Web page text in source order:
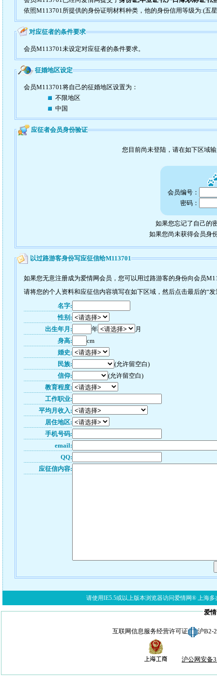
依照M113701所提供的身份证明材料种类，他的身份信用等级为:(五
对应征者的条件要求
会员M113701未设定对应征者的条件要求。
征婚地区设定
会员M113701将自己的征婚地区设置为：
不限地区
中国
应征者会员身份验证
您目前尚未登陆，请在如下区域
会员编号：
密码：
如果您忘记了自己的
如果您尚未获得会员身
以过路游客身份写应征信给M113701
如果您无意注册成为爱情网会员，您可以用过路游客的身份向会员
请将您的个人资料和应征信内容填写在如下区域，然后点击最后的“
名字:
性别:
出生年月:
年
月
身高:
cm
婚史:
民族:
(允许留空白)
信仰:
(允许留空白)
教育程度:
工作职业:
平均月收入:
居住地区:
手机号码:
email:
QQ:
应征信内容:
请使用IE5.5或以上版本浏览器访问爱情网® 上海多
爱
互联网信息服务经营许可证 沪B2-
沪公网安备